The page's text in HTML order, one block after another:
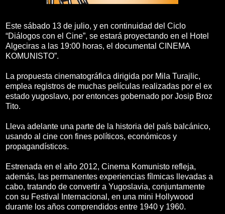
Este sábado 13 de julio, y en continuidad del Ciclo
“Diálogos con el Cine”, se estará proyectando en el Hotel
Algeciras a las 19:00 horas, el documental CINEMA
KOMUNISTO”.
La propuesta cinematográfica dirigida por Mila Turajlic,
emplea registros de muchas películas realizadas por el ex
estado yugoslavo, por entonces gobernado por Josip Broz
Tito.
Lleva adelante una parte de la historia del país balcánico,
usando al cine con fines políticos, económicos y
propagandísticos.
Estrenada en el año 2012, Cinema Komunisto refleja,
además, las permanentes experiencias fílmicas llevadas a
cabo, tratando de convertir a Yugoslavia, conjuntamente
con su Festival Internacional, en una mini Hollywood
durante los años comprendidos entre 1940 y 1960.